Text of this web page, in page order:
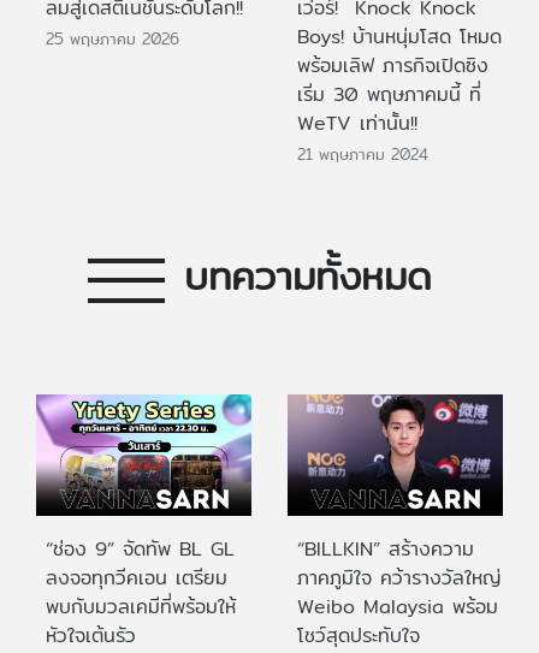
ลมสู่เดสติเนชั่นระดับโลก!!
25 พฤษภาคม 2026
เว่อร์! Knock Knock
Boys! บ้านหนุ่มโสด โหมด
พร้อมเลิฟ ภารกิจเปิดซิง
เริ่ม 30 พฤษภาคมนี้ ที่
WeTV เท่านั้น!!
21 พฤษภาคม 2024
บทความทั้งหมด
“ช่อง 9” จัดทัพ BL GL
ลงจอทุกวีคเอน เตรียม
พบกับมวลเคมีที่พร้อมให้
หัวใจเต้นรัว
“BILLKIN” สร้างความ
ภาคภูมิใจ คว้ารางวัลใหญ่
Weibo Malaysia พร้อม
โชว์สุดประทับใจ